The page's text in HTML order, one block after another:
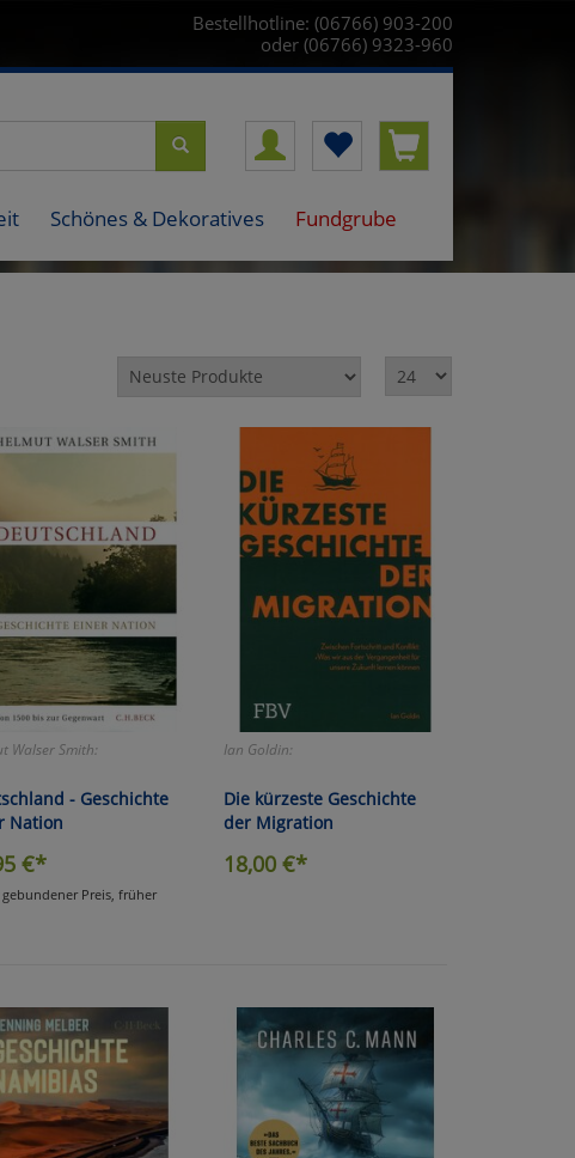
Bestellhotline: (06766) 903-200
oder (06766) 9323-960
Schönes & Dekoratives Fundgrube
Walser Smith:
- Geschichte
Nation
€*
gebundener Preis, früher
Ian Goldin:
Die kürzeste Geschichte
der Migration
18,00€*